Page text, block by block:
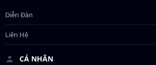
Diễn Đàn
Liên Hệ
CÁ NHÂN